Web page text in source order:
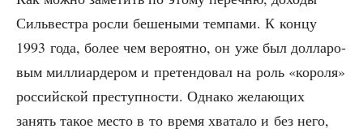
Силь­ве­ст­ра рос­ли беше­ны­ми тем­па­ми. К кон­цу
1993 года, более чем веро­ят­но, он уже был дол­ла­ро­
вым мил­ли­ар­де­ром и пре­тен­до­вал на роль «коро­ля»
рос­сий­ской пре­ступ­но­сти. Одна­ко жела­ю­щих
занять такое место в то вре­мя хва­та­ло и без него,